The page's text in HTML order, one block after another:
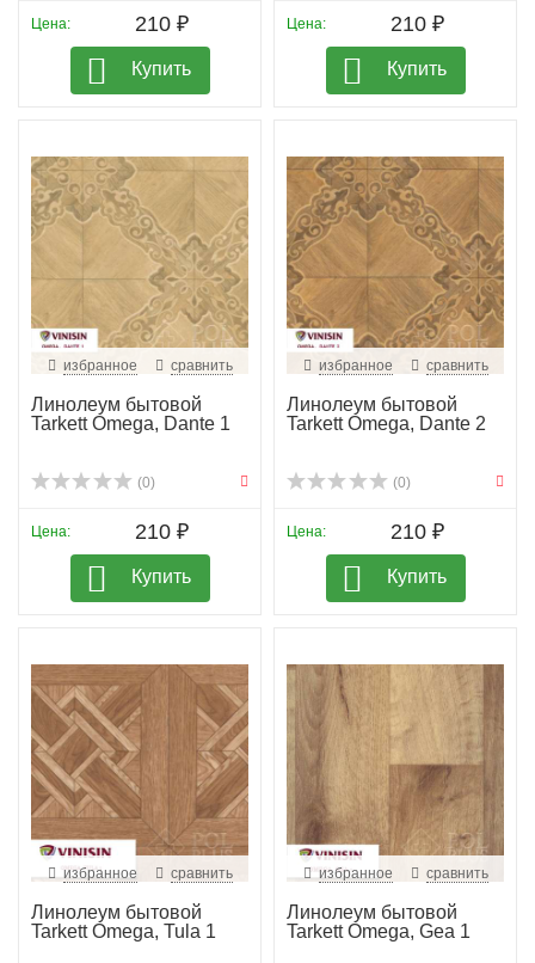
Цена: 210 ₽
Купить
Цена: 210 ₽
Купить
избранное сравнить
Линолеум бытовой
Tarkett Omega, Dante 1
(0)
Цена: 210 ₽
Купить
избранное сравнить
Линолеум бытовой
Tarkett Omega, Dante 2
(0)
Цена: 210 ₽
Купить
избранное сравнить
Линолеум бытовой
Tarkett Omega, Tula 1
избранное сравнить
Линолеум бытовой
Tarkett Omega, Gea 1